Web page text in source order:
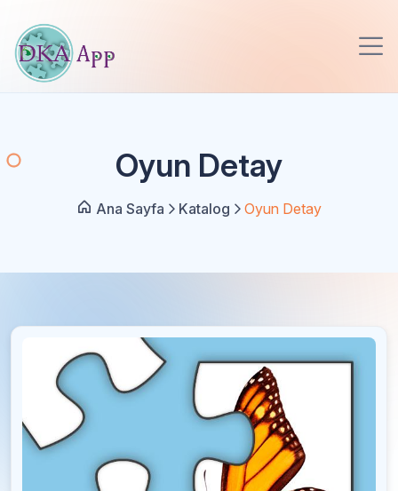
Oyun Detay
Ana Sayfa Katalog Oyun Detay